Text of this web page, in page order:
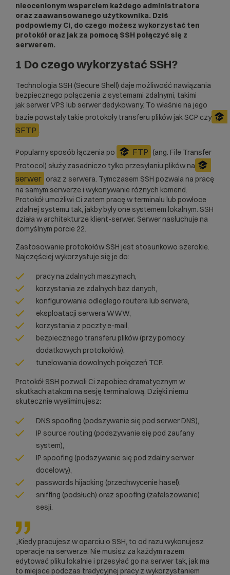
nieocenionym wsparciem każdego administratora
oraz zaawansowanego użytkownika. Dziś
podpowiemy Ci, do czego możesz wykorzystać ten
protokół oraz jak za pomocą SSH połączyć się z
serwerem.
1 Do czego wykorzystać SSH?
Technologia SSH (Secure Shell) daje możliwość nawiązania
bezpiecznego połączenia z systemami zdalnymi, takimi
jakserwer VPS lub serwer dedykowany. To właśnie na jego
bazie powstały takie protokoły transferu plików jak SCP czy
SFTP .
Popularny sposób łączenia po FTP (ang. File Transfer
Protocol) służy zasadniczo tylko przesyłaniu plików na
serwer oraz z serwera. Tymczasem SSH pozwala na pracę
na samym serwerze i wykonywanie różnych komend.
Protokół umożliwi Ci zatem pracę w terminalu lub powłoce
zdalnej systemu tak, jakby były one systemem lokalnym. SSH
działa w architekturze klient-serwer. Serwer nasłuchuje na
domyślnym porcie 22.
Zastosowanie protokołów SSH jest stosunkowo szerokie.
Najczęściej wykorzystuje się je do:
pracy na zdalnych maszynach,
korzystania ze zdalnych baz danych,
konfigurowania odległego routera lub serwera,
eksploatacji serwera WWW,
korzystania z poczty e-mail,
bezpiecznego transferu plików (przy pomocy
dodatkowych protokołów),
tunelowania dowolnych połączeń TCP.
Protokół SSH pozwoli Ci zapobiec dramatycznym w
skutkach atakom na sesję terminalową. Dzięki niemu
skutecznie wyeliminujesz:
DNS spoofing (podszywanie się pod serwer DNS),
IP source routing (podszywanie się pod zaufany
system),
IP spoofing (podszywanie się pod zdalny serwer
docelowy),
passwords hijacking (przechwycenie haseł),
sniffing (podsłuch) oraz spoofing (zafałszowanie)
sesji.
„Kiedy pracujesz w oparciu o SSH, to od razu wykonujesz
operacje na serwerze. Nie musisz za każdym razem
edytować pliku lokalnie i przesyłać go na serwer tak, jak ma
to miejsce podczas tradycyjnej pracy z wykorzystaniem